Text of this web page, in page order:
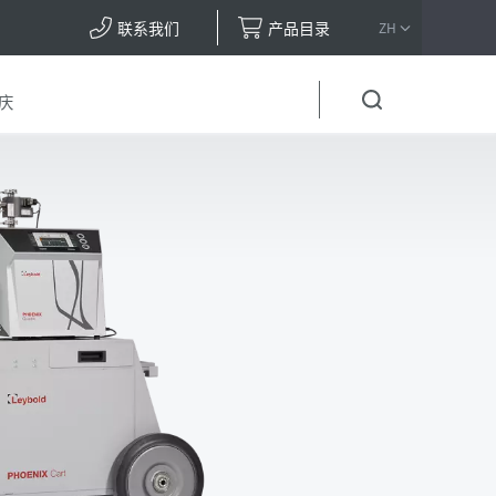
联系我们 产品目录 ZH